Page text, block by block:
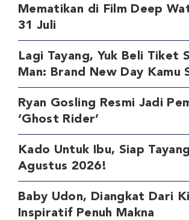
Mematikan di Film Deep
31 Juli
Lagi Tayang, Yuk Beli Tiket
Man: Brand New Day Kamu
Ryan Gosling Resmi Jadi
‘Ghost Rider’
Kado Untuk Ibu, Siap
Agustus 2026!
Baby Udon, Diangkat Dari
Inspiratif Penuh Makna